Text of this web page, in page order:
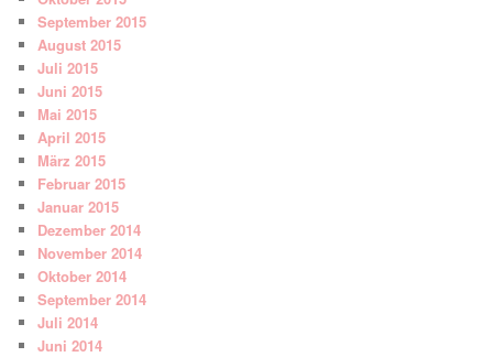
September 2015
August 2015
Juli 2015
Juni 2015
Mai 2015
April 2015
März 2015
Februar 2015
Januar 2015
Dezember 2014
November 2014
Oktober 2014
September 2014
Juli 2014
Juni 2014